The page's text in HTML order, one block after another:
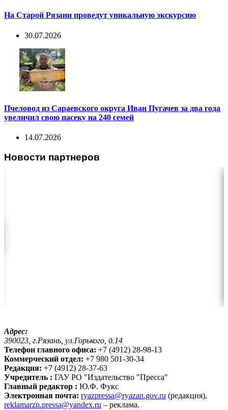
На Старой Рязани проведут уникальную экскурсию
30.07.2026
Пчеловод из Сараевского округа Иван Пугачев за два года
увеличил свою пасеку на 240 семей
14.07.2026
Новости партнеров
Адрес:
390023, г.Рязань, ул.Горького, д.14
Телефон главного офиса: +7 (4912) 28-98-13
Коммерческий отдел: +7 980 501-30-34
Редакция: +7 (4912) 28-37-63
Учредитель : ГАУ РО "Издательство "Пресса"
Главный редактор : Ю.Ф. Фукс
Электронная почта: ryazpressa@ryazan.gov.ru (редакция),
reklamarzn.pressa@yandex.ru – реклама.